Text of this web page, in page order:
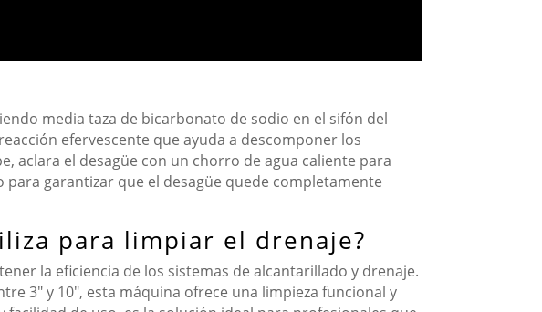
media taza de bicarbonato de sodio en el sifón del
efervescente que ayuda a descomponer los
aclara el desagüe con un chorro de agua caliente para
garantizar que el desagüe quede completamente
para limpiar el drenaje?
la eficiencia de los sistemas de alcantarillado y drenaje.
3″ y 10″, esta máquina ofrece una limpieza funcional y